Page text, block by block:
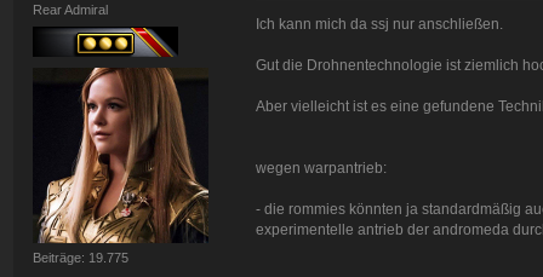
Rear Admiral
Beiträge: 19.775
Ich kann mich da ssj nur anschließen.
Gut die Drohnentechnologie ist ziemlich
Aber vielleicht ist es eine gefundene
wegen warpantrieb:
- die rommies könnten ja standardmäßig
experimentelle antrieb der andromeda